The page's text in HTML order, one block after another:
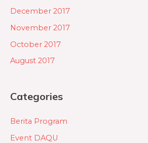
December 2017
November 2017
October 2017
August 2017
Categories
Berita Program
Event DAQU